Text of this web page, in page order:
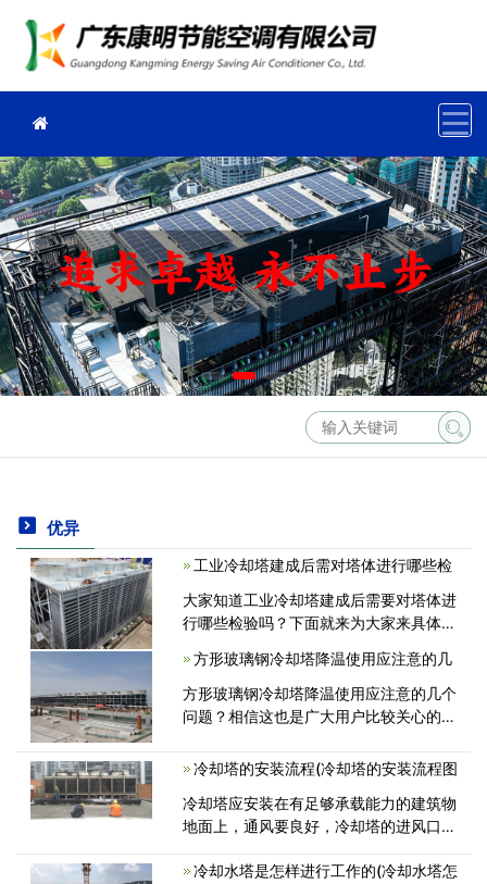
优异
工业冷却塔建成后需对塔体进行哪些检
大家知道工业冷却塔建成后需要对塔体进
行哪些检验吗？下面就来为大家来具体介
工业冷却塔工作时不该发生噪音，若是有
噪音，则当即停。 2.查看塔体装<
方形玻璃钢冷却塔降温使用应注意的几
方形玻璃钢冷却塔降温使用应注意的几个
问题？相信这也是广大用户比较关心的一
到这方面的知识，下面我们来具体了解一
冷却塔的安装流程(冷却塔的安装流程图
冷却塔应安装在有足够承载能力的建筑物
地面上，通风要良好，冷却塔的进风口与
1.5倍，以满足新风进塔无阻和有效避免
冷却水塔是怎样进行工作的(冷却水塔怎